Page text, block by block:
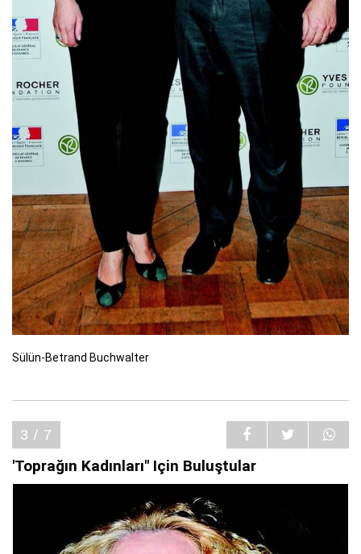
Sülün-Betrand Buchwalter
3 / 7
'Toprağın Kadınları" Için Buluştular